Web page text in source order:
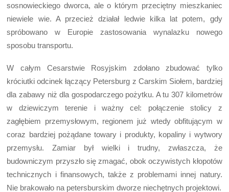
sosnowieckiego dworca, ale o którym przeciętny mieszkaniec
niewiele wie. A przecież działał ledwie kilka lat potem, gdy
spróbowano w Europie zastosowania wynalazku nowego
sposobu transportu.
W całym Cesarstwie Rosyjskim zdołano zbudować tylko
króciutki odcinek łączący Petersburg z Carskim Siołem, bardziej
dla zabawy niż dla gospodarczego pożytku. A tu 307 kilometrów
w dziewiczym terenie i ważny cel: połączenie stolicy z
zagłębiem przemysłowym, regionem już wtedy obfitującym w
coraz bardziej pożądane towary i produkty, kopaliny i wytwory
przemysłu. Zamiar był wielki i trudny, zwłaszcza, że
budowniczym przyszło się zmagać, obok oczywistych kłopotów
technicznych i finansowych, także z problemami innej natury.
Nie brakowało na petersburskim dworze niechętnych projektowi.